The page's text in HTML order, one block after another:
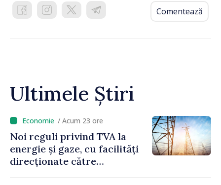
Comentează
Ultimele Știri
/ Acum 23 ore
Noi reguli privind TVA la
energie și gaze, cu facilități
direcționate către